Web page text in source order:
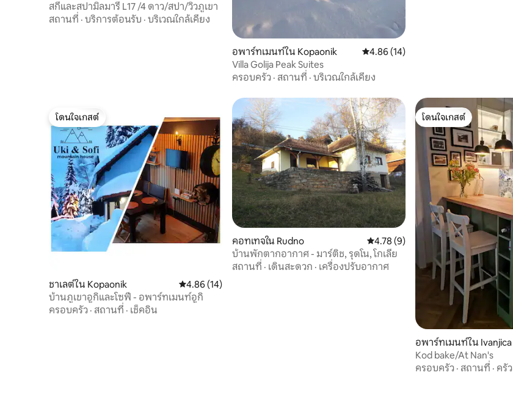
สกีและสปามิลมารี L17 /4 ดาว/สปา/วิวภูเขา
สถานที่ · บริการต้อนรับ · บริเวณใกล้เคียง
อพาร์ทเมนท์ใน Kopaonik คะแนนเฉลี่ย 4.86 จาก 5, 14 รีวิว
4.86 (14)
Villa Golija Peak Suites
ครอบครัว · สถานที่ · บริเวณใกล้เคียง
โดนใจเกสต์
โดนใจเกสต์
ชาเลต์ใน Kopaonik คะแนนเฉลี่ย 4.86 จาก 5, 14 รีวิว
4.86 (14)
บ้านภูเขาอูกิและโซฟี - อพาร์ทเมนท์อูกิ
ครอบครัว · สถานที่ · เช็คอิน
คอทเทจใน Rudno คะแนนเฉลี่ย 4.78 จาก 5, 9 รีวิว
4.78 (9)
บ้านพักตากอากาศ - มาร์ติช, รุดโน, โกเลีย
สถานที่ · เดินสะดวก · เครื่องปรับอากาศ
โดนใจเกสต์
โดนใจเกสต์
อพาร์ทเมนท์ใน Ivanjica
Kod bake/At Nan's
ครอบครัว · สถานที่ · ครัว